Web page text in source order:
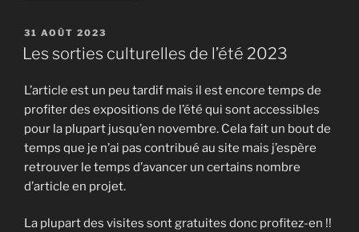
de
Rade
de
Toulon
»
PUBLIÉ
LE
31 AOÛT 2023
Les sorties culturelles de l’été 2023
L’article est un peu tardif mais il est encore temps de
profiter des expositions de l’été qui sont accessibles
pour la plupart jusqu’en novembre. Cela fait un bout de
temps que je n’ai pas contribué au site mais j’espère
retrouver le temps d’avancer un certains nombre
d’article en projet.
La plupart des visites sont gratuites donc profitez-en !!